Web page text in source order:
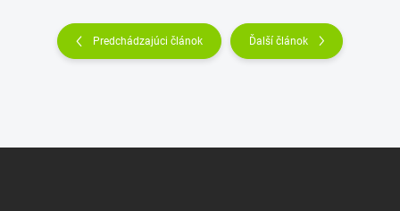
Predchádzajúci článok Ďalší článok